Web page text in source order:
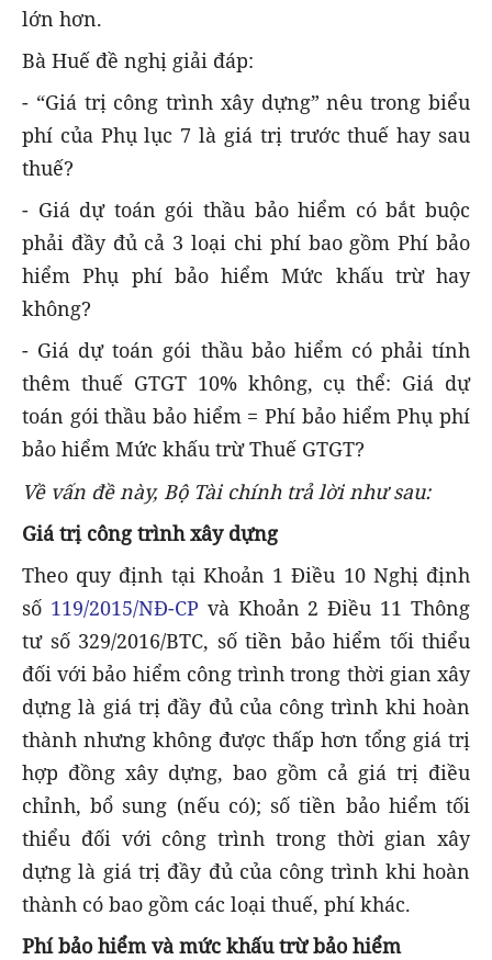
lớn hơn.
Bà Huế đề nghị giải đáp:
- “Giá trị công trình xây dựng” nêu trong biểu
phí của Phụ lục 7 là giá trị trước thuế hay sau
thuế?
- Giá dự toán gói thầu bảo hiểm có bắt buộc
phải đầy đủ cả 3 loại chi phí bao gồm Phí bảo
hiểm Phụ phí bảo hiểm Mức khấu trừ hay
không?
- Giá dự toán gói thầu bảo hiểm có phải tính
thêm thuế GTGT 10% không, cụ thể: Giá dự
toán gói thầu bảo hiểm = Phí bảo hiểm Phụ phí
bảo hiểm Mức khấu trừ Thuế GTGT?
Về vấn đề này, Bộ Tài chính trả lời như sau:
Giá trị công trình xây dựng
Theo quy định tại Khoản 1 Điều 10 Nghị định
số 119/2015/NĐ-CPvà Khoản 2 Điều 11 Thông
tư số 329/2016/BTC, số tiền bảo hiểm tối thiểu
đối với bảo hiểm công trình trong thời gian xây
dựng là giá trị đầy đủ của công trình khi hoàn
thành nhưng không được thấp hơn tổng giá trị
hợp đồng xây dựng, bao gồm cả giá trị điều
chỉnh, bổ sung (nếu có); số tiền bảo hiểm tối
thiểu đối với công trình trong thời gian xây
dựng là giá trị đầy đủ của công trình khi hoàn
thành có bao gồm các loại thuế, phí khác.
Phí bảo hiểm và mức khấu trừ bảo hiểm